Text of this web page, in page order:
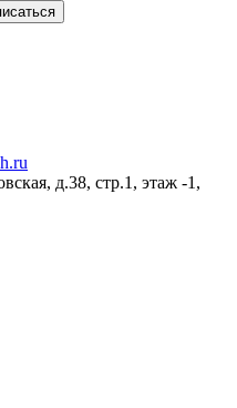
д.38, стр.1, этаж -1,